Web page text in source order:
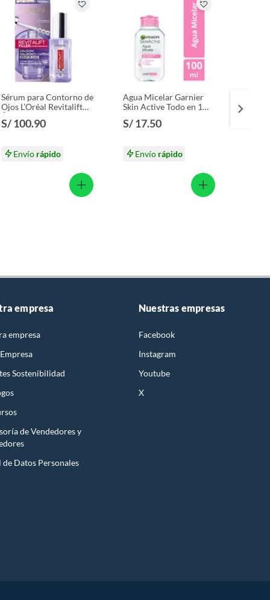
Sérum para Contorno de
Ojos L’Oréal Revitalift
Ácido Hialurónico
Envase 20 mL
S/ 100.90
Envío rápido
Agua Micelar Garnier
Skin Active Todo en 1
S/ 17.50
Envío rápido
empresa
empresa
Sostenibilidad
de Vendedores y
Datos Personales
Nuestras empresas
Facebook
Instagram
Youtube
X